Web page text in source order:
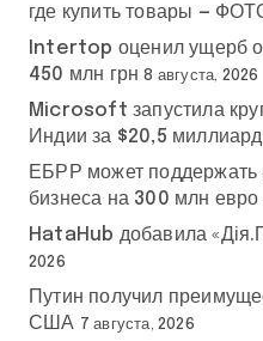
где купить товары —
Intertop оценил ущерб
450 млн грн 8 августа, 2026
Microsoft запустила
Индии за $20,5
ЕБРР может поддержать
бизнеса на 300 млн
HataHub добавила
2026
Путин получил
США 7 августа, 2026